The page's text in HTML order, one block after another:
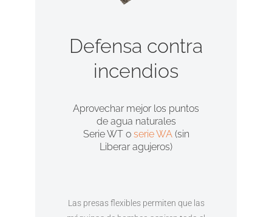
Defensa contra
incendios
Aprovechar mejor los puntos
de agua naturales
Serie WT o serie WA(sin
Liberar agujeros)
Las presas flexibles permiten que las